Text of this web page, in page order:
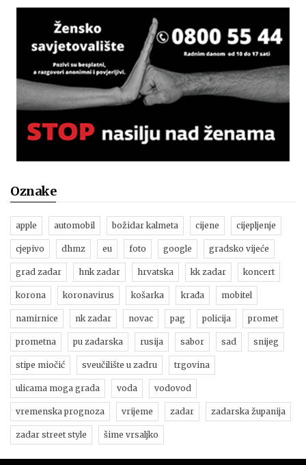
Oznake
apple automobil božidar kalmeta cijene cijepljenje
cjepivo dhmz eu foto google gradsko vijeće
grad zadar hnk zadar hrvatska kk zadar koncert
korona koronavirus košarka krađa mobitel
namirnice nk zadar novac pag policija promet
prometna pu zadarska rusija sabor sad snijeg
stipe miočić sveučilište u zadru trgovina
ulicama moga grada voda vodovod
vremenska prognoza vrijeme zadar zadarska županija
zadar street style šime vrsaljko